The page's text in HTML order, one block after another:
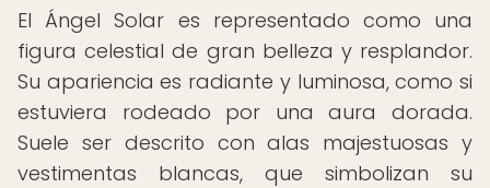
El Ángel Solar es representado como una
figura celestial de gran belleza y resplandor.
Su apariencia es radiante y luminosa, como si
estuviera rodeado por una aura dorada.
Suele ser descrito con alas majestuosas y
vestimentas blancas, que simbolizan su